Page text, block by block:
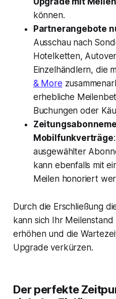
können.
Partnerangebote
Ausschau nach
Hotelketten,
Einzelhändlern, die
& More
erhebliche
Buchungen oder
Mobilfunkverträge
ausgewählter
kann ebenfalls mit
Meilen honoriert
Durch die Erschließung
kann sich Ihr
erhöhen und die
Upgrade verkürzen.
Der perfekte